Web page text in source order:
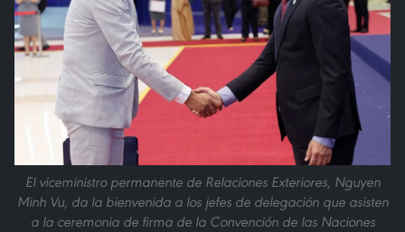
El viceministro permanente de Relaciones Exteriores, Nguyen
Minh Vu, da la bienvenida a los jefes de delegación que asisten
a la ceremonia de firma de la Convención de las Naciones